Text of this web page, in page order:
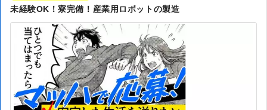
未経験OK！寮完備！産業用ロボットの製造